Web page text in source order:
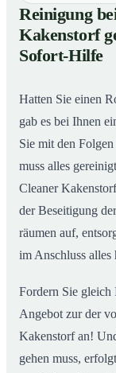
01Reinigung
Wir leisten
So läuft die
Kakenstorf ab
Reinigung
Kakenstorf
Sofort-Hilfe
Hatten Sie einen
gab es bei Ihnen
Sie mit den
muss alles
Cleaner
der Beseitigung
räumen auf,
im Anschluss alles
Fordern Sie gleich
Angebot zur der
Kakenstorf an!
gehen muss,